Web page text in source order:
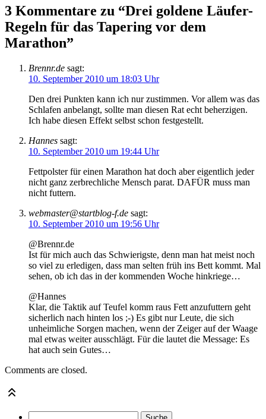
3 Kommentare zu “Drei goldene Läufer-
Regeln für das Tapering vor dem
Marathon”
Brennr.de sagt:
10. September 2010 um 18:03 Uhr
Den drei Punkten kann ich nur zustimmen. Vor allem was das
Schlafen anbelangt, sollte man diesen Rat echt beherzigen.
Ich habe diesen Effekt selbst schon festgestellt.
Hannes sagt:
10. September 2010 um 19:44 Uhr
Fettpolster für einen Marathon hat doch aber eigentlich jeder
nicht ganz zerbrechliche Mensch parat. DAFÜR muss man
nicht futtern.
webmaster@startblog-f.de sagt:
10. September 2010 um 19:56 Uhr
@Brennr.de
Ist für mich auch das Schwierigste, denn man hat meist noch
so viel zu erledigen, dass man selten früh ins Bett kommt. Mal
sehen, ob ich das in der kommenden Woche hinkriege…
@Hannes
Klar, die Taktik auf Teufel komm raus Fett anzufuttern geht
sicherlich nach hinten los ;-) Es gibt nur Leute, die sich
unheimliche Sorgen machen, wenn der Zeiger auf der Waage
mal etwas weiter ausschlägt. Für die lautet die Message: Es
hat auch sein Gutes…
Comments are closed.